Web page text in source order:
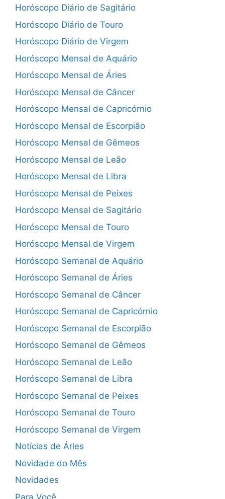
Horóscopo Diário de Sagitário
Horóscopo Diário de Touro
Horóscopo Diário de Virgem
Horóscopo Mensal de Aquário
Horóscopo Mensal de Áries
Horóscopo Mensal de Câncer
Horóscopo Mensal de Capricórnio
Horóscopo Mensal de Escorpião
Horóscopo Mensal de Gêmeos
Horóscopo Mensal de Leão
Horóscopo Mensal de Libra
Horóscopo Mensal de Peixes
Horóscopo Mensal de Sagitário
Horóscopo Mensal de Touro
Horóscopo Mensal de Virgem
Horóscopo Semanal de Aquário
Horóscopo Semanal de Áries
Horóscopo Semanal de Câncer
Horóscopo Semanal de Capricórnio
Horóscopo Semanal de Escorpião
Horóscopo Semanal de Gêmeos
Horóscopo Semanal de Leão
Horóscopo Semanal de Libra
Horóscopo Semanal de Peixes
Horóscopo Semanal de Touro
Horóscopo Semanal de Virgem
Notícias de Áries
Novidade do Mês
Novidades
Para Você